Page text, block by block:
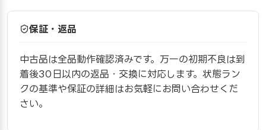
保証・返品
中古品は全品動作確認済みです。万一の初期不良は到
着後30日以内の返品・交換に対応します。状態ラン
クの基準や保証の詳細はお気軽にお問い合わせくだ
さい。